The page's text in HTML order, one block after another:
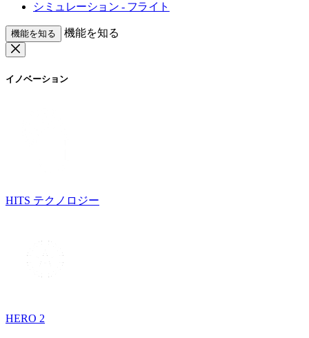
シミュレーション - フライト
機能を知る 機能を知る
イノベーション
HITS テクノロジー
HERO 2